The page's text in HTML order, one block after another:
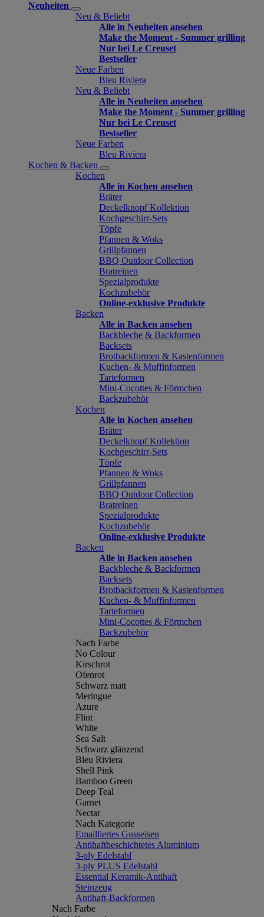
Neuheiten
Neu & Beliebt
Alle in Neuheiten ansehen
Make the Moment - Summer grilling
Nur bei Le Creuset
Bestseller
Neue Farben
Bleu Riviera
Neu & Beliebt
Alle in Neuheiten ansehen
Make the Moment - Summer grilling
Nur bei Le Creuset
Bestseller
Neue Farben
Bleu Riviera
Kochen & Backen
Kochen
Alle in Kochen ansehen
Bräter
Deckelknopf Kollektion
Kochgeschirr-Sets
Töpfe
Pfannen & Woks
Grillpfannen
BBQ Outdoor Collection
Bratreinen
Spezialprodukte
Kochzubehör
Online-exklusive Produkte
Backen
Alle in Backen ansehen
Backbleche & Backformen
Backsets
Brotbackformen & Kastenformen
Kuchen- & Muffinformen
Tarteformen
Mini-Cocottes & Förmchen
Backzubehör
Kochen
Alle in Kochen ansehen
Bräter
Deckelknopf Kollektion
Kochgeschirr-Sets
Töpfe
Pfannen & Woks
Grillpfannen
BBQ Outdoor Collection
Bratreinen
Spezialprodukte
Kochzubehör
Online-exklusive Produkte
Backen
Alle in Backen ansehen
Backbleche & Backformen
Backsets
Brotbackformen & Kastenformen
Kuchen- & Muffinformen
Tarteformen
Mini-Cocottes & Förmchen
Backzubehör
Nach Farbe
No Colour
Kirschrot
Ofenrot
Schwarz matt
Meringue
Azure
Flint
White
Sea Salt
Schwarz glänzend
Bleu Riviera
Shell Pink
Bamboo Green
Deep Teal
Garnet
Nectar
Nach Kategorie
Emailliertes Gusseisen
Antihaftbeschichtetes Aluminium
3-ply Edelstahl
3-ply PLUS Edelstahl
Essential Keramik-Antihaft
Steinzeug
Antihaft-Backformen
Nach Farbe